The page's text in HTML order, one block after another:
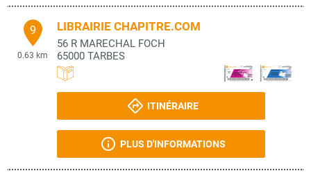
9
0.63 km
LIBRAIRIE CHAPITRE.COM
56 R MARECHAL FOCH
65000 TARBES
ITINÉRAIRE
PLUS D'INFORMATIONS